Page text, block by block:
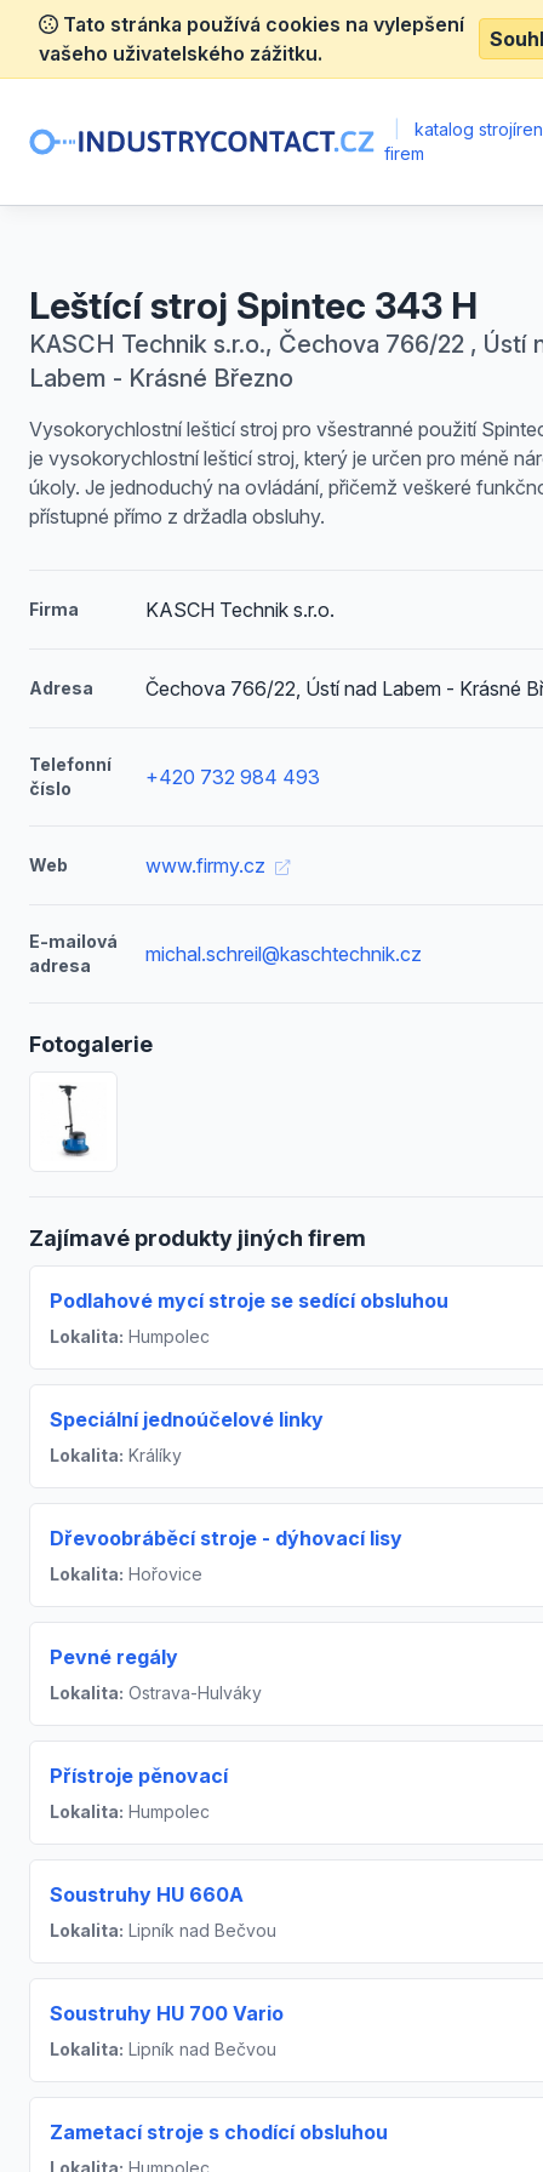
Tato stránka používá cookies na vylepšení
vašeho uživatelského zážitku.
katalog
firem
Leštící stroj Spintec 343 H
KASCH Technik s.r.o., Čechova 766/22 , Ústí
Labem - Krásné Březno
Vysokorychlostní lešticí stroj pro všestranné použití
je vysokorychlostní lešticí stroj, který je určen pro méně
úkoly. Je jednoduchý na ovládání, přičemž veškeré
přístupné přímo z držadla obsluhy.
Firma KASCH Technik s.r.o.
Adresa Čechova 766/22, Ústí nad Labem - Krásné
Telefonní
číslo
+420 732 984 493
Web www.firmy.cz
E-mailová
adresa
michal.schreil@kaschtechnik.cz
Fotogalerie
Zajímavé produkty jiných firem
Podlahové mycí stroje se sedící obsluhou
Lokalita: Humpolec
Speciální jednoúčelové linky
Lokalita: Králíky
Dřevoobráběcí stroje - dýhovací lisy
Lokalita: Hořovice
Pevné regály
Lokalita: Ostrava-Hulváky
Přístroje pěnovací
Lokalita: Humpolec
Soustruhy HU 660A
Lokalita: Lipník nad Bečvou
Soustruhy HU 700 Vario
Lokalita: Lipník nad Bečvou
Zametací stroje s chodící obsluhou
Lokalita: Humpolec